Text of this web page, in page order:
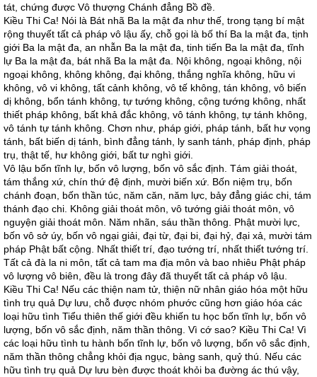
tát, chứng được Vô thượng Chánh đẳng Bồ đề.
Kiều Thi Ca! Nói là Bát nhã Ba la mật đa như thế, trong tạng bí mật
rộng thuyết tất cả pháp vô lậu ấy, chỗ gọi là bố thí Ba la mật đa, tịnh
giới Ba la mật đa, an nhẫn Ba la mật đa, tinh tiến Ba la mật đa, tĩnh
lự Ba la mật đa, bát nhã Ba la mật đa. Nội không, ngoại không, nội
ngoại không, không không, đại không, thắng nghĩa không, hữu vi
không, vô vi không, tất cảnh không, vô tế không, tán không, vô biến
dị không, bổn tánh không, tự tướng không, cộng tướng không, nhất
thiết pháp không, bất khả đắc không, vô tánh không, tự tánh không,
vô tánh tự tánh không. Chơn như, pháp giới, pháp tánh, bất hư vọng
tánh, bất biến dị tánh, bình đẳng tánh, ly sanh tánh, pháp định, pháp
trụ, thật tế, hư không giới, bất tư nghì giới.
Vô lậu bốn tĩnh lự, bốn vô lượng, bốn vô sắc định. Tám giải thoát,
tám thắng xứ, chín thứ đệ định, mười biến xứ. Bốn niệm trụ, bốn
chánh đoạn, bốn thần túc, năm căn, năm lực, bảy đẳng giác chi, tám
thánh đạo chi. Không giải thoát môn, vô tướng giải thoát môn, vô
nguyện giải thoát môn. Năm nhãn, sáu thần thông. Phật mười lực,
bốn vô sở úy, bốn vô ngại giải, đại từ, đại bi, đại hỷ, đại xả, mười tám
pháp Phật bất cộng. Nhất thiết trí, đạo tướng trí, nhất thiết tướng trí.
Tất cả đà la ni môn, tất cả tam ma địa môn và bao nhiêu Phật pháp
vô lượng vô biên, đều là trong đây đã thuyết tất cả pháp vô lậu.
Kiều Thi Ca! Nếu các thiện nam tử, thiện nữ nhân giáo hóa một hữu
tình trụ quả Dự lưu, chỗ được nhóm phước cũng hơn giáo hóa các
loại hữu tình Tiểu thiên thế giới đều khiến tu học bốn tĩnh lự, bốn vô
lượng, bốn vô sắc định, năm thần thông. Vì cớ sao? Kiều Thi Ca! Vì
các loại hữu tình tu hành bốn tĩnh lự, bốn vô lượng, bốn vô sắc định,
năm thần thông chẳng khỏi địa ngục, bàng sanh, quỷ thú. Nếu các
hữu tình trụ quả Dự lưu bèn được thoát khỏi ba đường ác thú vậy,